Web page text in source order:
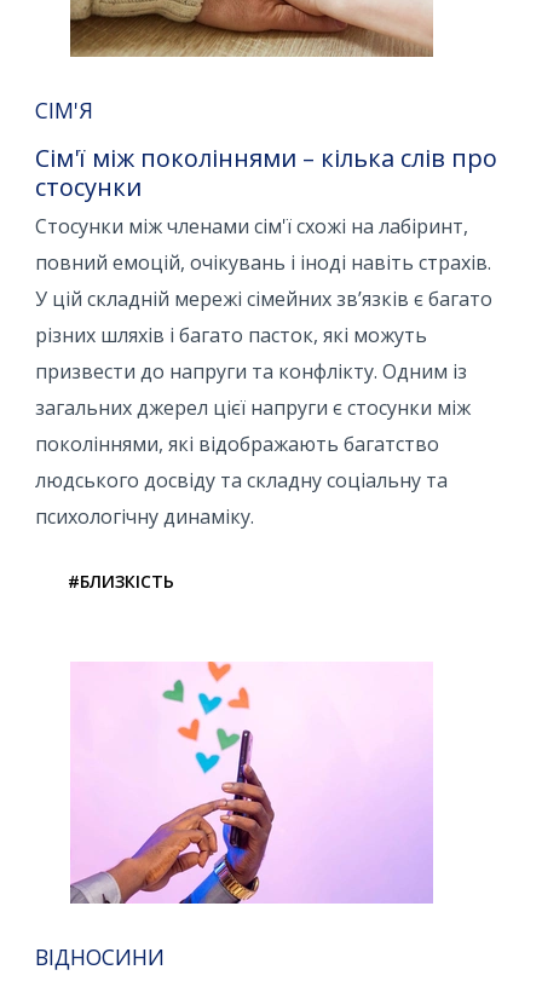
СІМ'Я
Сім'ї між поколіннями – кілька слів про
стосунки
Стосунки між членами сім'ї схожі на лабіринт,
повний емоцій, очікувань і іноді навіть страхів.
У цій складній мережі сімейних зв’язків є багато
різних шляхів і багато пасток, які можуть
призвести до напруги та конфлікту. Одним із
загальних джерел цієї напруги є стосунки між
поколіннями, які відображають багатство
людського досвіду та складну соціальну та
психологічну динаміку.
#БЛИЗКІСТЬ
ВІДНОСИНИ